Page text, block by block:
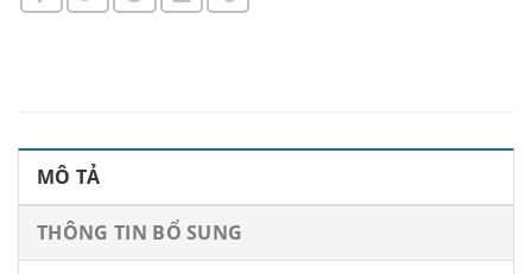
MÔ TẢ
THÔNG TIN BỔ SUNG